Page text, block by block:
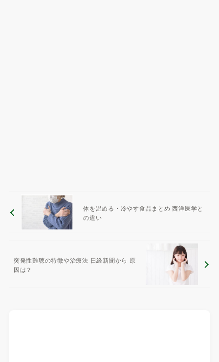
体を温める・冷やす食品まとめ 西洋医学と
の違い
突発性難聴の特徴や治療法 日経新聞から 原
因は？